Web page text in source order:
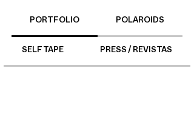
PORTFOLIO POLAROIDS
SELF TAPE PRESS / REVISTAS